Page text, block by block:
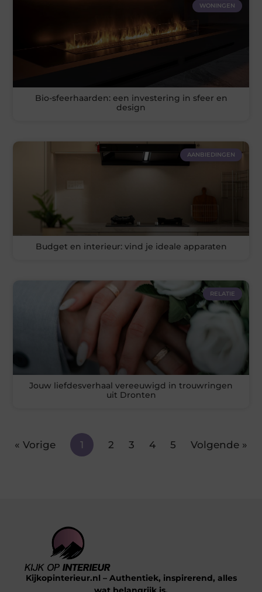
WONINGEN
Bio-sfeerhaarden: een investering in sfeer en
design
AANBIEDINGEN
Budget en interieur: vind je ideale apparaten
RELATIE
Jouw liefdesverhaal vereeuwigd in trouwringen
uit Dronten
« Vorige 1 2 3 4 5 Volgende »
Kijkopinterieur.nl – Authentiek, inspirerend, alles